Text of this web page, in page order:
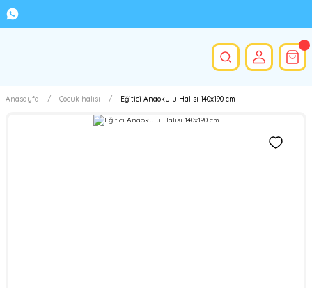
Anasayfa Çocuk halısı Eğitici Anaokulu Halısı 140x190 cm